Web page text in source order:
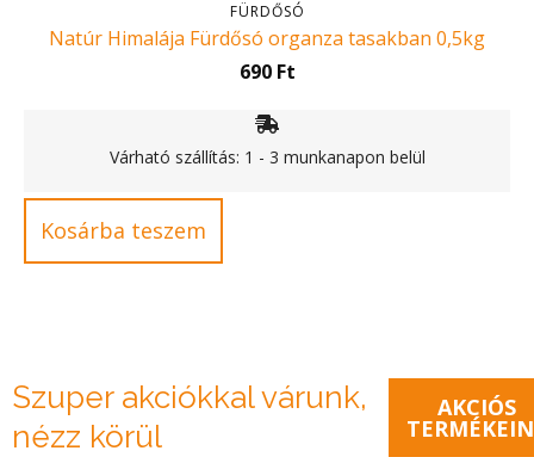
FÜRDŐSÓ
Natúr Himalája Fürdősó organza tasakban 0,5kg
690 Ft
Várható szállítás: 1 - 3 munkanapon belül
Kosárba teszem
Szuper akciókkal várunk,
nézz körül
AKCIÓS